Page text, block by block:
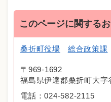
このページに関する
桑折町役場 総合政策課
〒969-1692
福島県伊達郡桑折町大字
電話：024-582-2115